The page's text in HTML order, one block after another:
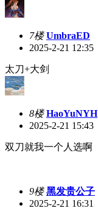
7楼 UmbraED
2025-2-21 12:35
太刀+大剑
8楼 HaoYuNYH
2025-2-21 15:43
双刀就我一个人选啊
9楼 黑发贵公子
2025-2-21 16:31